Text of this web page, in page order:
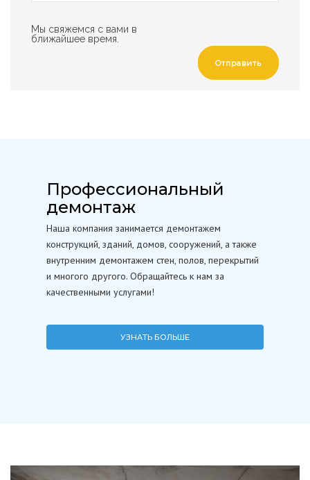
Мы свяжемся с вами в
ближайшее время.
Отправить
Профессиональный
демонтаж
Наша компания занимается демонтажем
конструкций, зданий, домов, сооружений, а также
внутренним демонтажем стен, полов, перекрытий
и многого другого. Обращайтесь к нам за
качественными услугами!
УЗНАТЬ БОЛЬШЕ